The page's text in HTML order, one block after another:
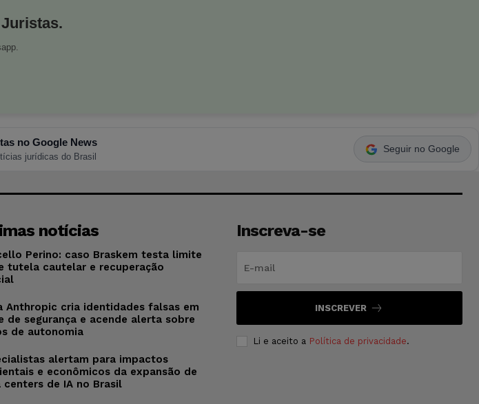
no Google News
jurídicas do Brasil
Seguir no Google
notícias
Perino: caso Braskem testa limite
tutela cautelar e recuperação
Anthropic cria identidades falsas em
de segurança e acende alerta sobre
de autonomia
alertam para impactos
e econômicos da expansão de
centers de IA no Brasil
Inscreva-se
INSCREVER
Li e aceito a Política de privacidade.